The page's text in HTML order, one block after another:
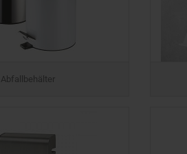
Abfallbehälter